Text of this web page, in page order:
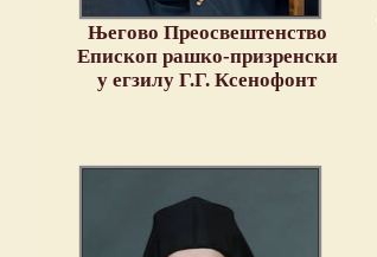
Његово Преосвештенство
Епископ рашко-призренски
у егзилу Г.Г. Ксенофонт